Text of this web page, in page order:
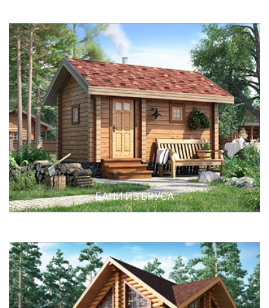
БАНИ ИЗ БРУСА